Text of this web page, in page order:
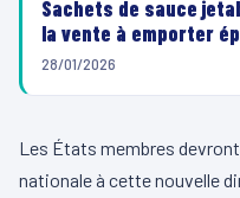
Sachets de sauce
la vente à emporter
28/01/2026
Les États membres
nationale à cette nouvelle